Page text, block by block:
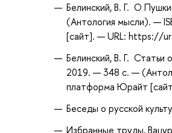
Белинский, В. Г. О
(Антология мысли). —
[сайт]. — URL: https://
Белинский, В. Г.
2019. — 348 с. —
платформа Юрайт
Беседы о русской
Избранные труды,